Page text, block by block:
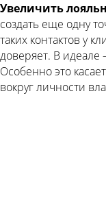
Увеличить
создать еще одну
таких контактов у
доверяет. В идеале
Особенно это
вокруг личности